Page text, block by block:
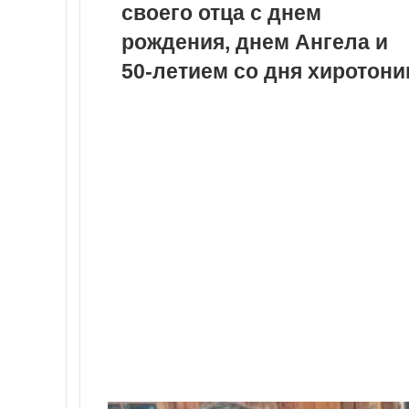
своего отца с днем
рождения, днем Ангела и
50-летием со дня